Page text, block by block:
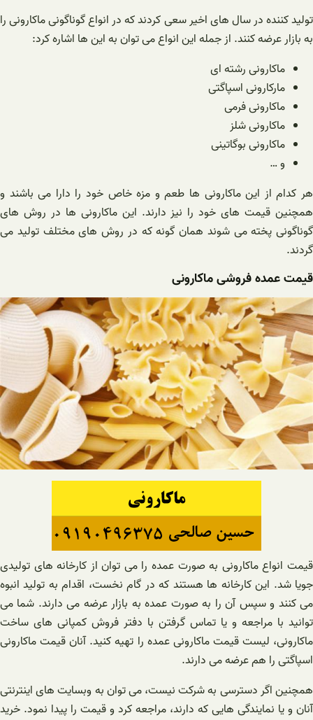
تولید کننده در سال های اخیر سعی کردند که در انواع گوناگونی ماکارونی را
به بازار عرضه کنند. از جمله این انواع می توان به این ها اشاره کرد:
ماکارونی رشته ای
مارکارونی اسپاگتی
ماکارونی فرمی
ماکارونی شلز
ماکارونی بوگاتینی
و …
هر کدام از این ماکارونی ها طعم و مزه خاص خود را دارا می باشند و
همچنین قیمت های خود را نیز دارند. این ماکارونی ها در روش های
گوناگونی پخته می شوند همان گونه که در روش های مختلف تولید می
گردند.
قیمت عمده فروشی ماکارونی
قیمت انواع ماکارونی به صورت عمده را می توان از کارخانه های تولیدی
جویا شد. این کارخانه ها هستند که در گام نخست، اقدام به تولید انبوه
می کنند و سپس آن را به صورت عمده به بازار عرضه می دارند. شما می
توانید با مراجعه و یا تماس گرفتن با دفتر فروش کمپانی های ساخت
ماکارونی، لیست قیمت ماکارونی عمده را تهیه کنید. آنان قیمت ماکارونی
اسپاگتی را هم عرضه می دارند.
همچنین اگر دسترسی به شرکت نیست، می توان به وبسایت های اینترنتی
آنان و یا نمایندگی هایی که دارند، مراجعه کرد و قیمت را پیدا نمود. خرید